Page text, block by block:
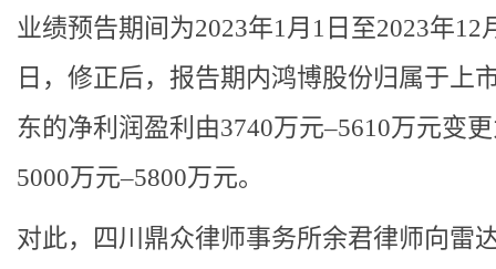
业绩预告期间为2023年1月1日至2023年12
日，修正后，报告期内鸿博股份归属于上
东的净利润盈利由3740万元–5610万元变
5000万元–5800万元。
对此，四川鼎众律师事务所余君律师向雷